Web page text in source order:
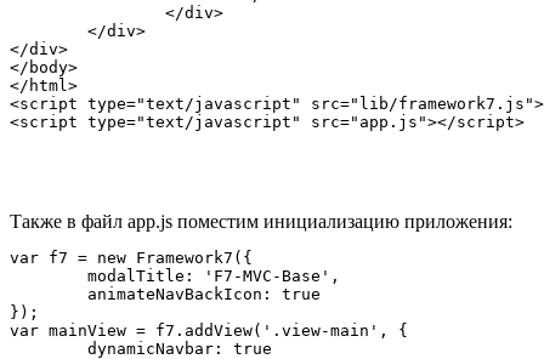
</div>
</body>
</html>
<script type="text/javascript" src="lib/
Также в файл app.js поместим инициализацию приложения:
var f7 = new Framework7({
});
var mainView = f7.addView('.view-main', {